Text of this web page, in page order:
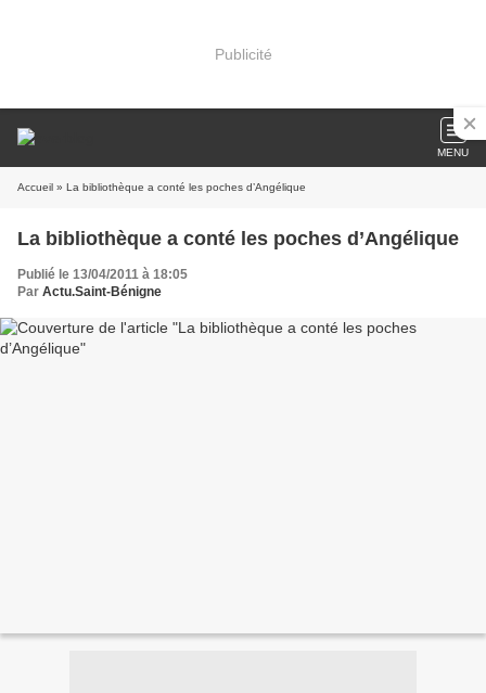
Publicité
MENU
Accueil » La bibliothèque a conté les poches d’Angélique
La bibliothèque a conté les poches d’Angélique
Publié le 13/04/2011 à 18:05
Par Actu.Saint-Bénigne